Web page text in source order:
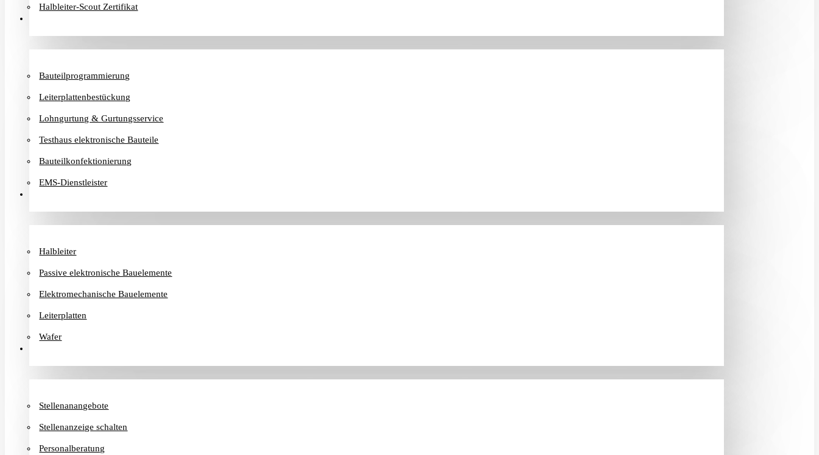
Halbleiter-Scout Zertifikat
Bauteilprogrammierung
Leiterplattenbestückung
Lohngurtung & Gurtungsservice
Testhaus elektronische Bauteile
Bauteilkonfektionierung
EMS-Dienstleister
Halbleiter
Passive elektronische Bauelemente
Elektromechanische Bauelemente
Leiterplatten
Wafer
Stellenanangebote
Stellenanzeige schalten
Personalberatung